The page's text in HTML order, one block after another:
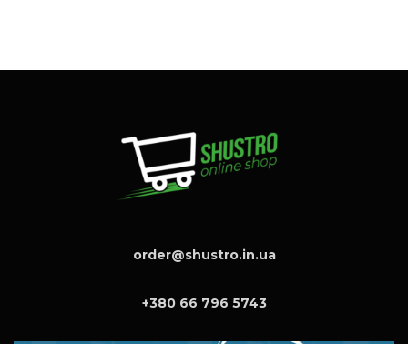
order@shustro.in.ua
+380 66 796 5743